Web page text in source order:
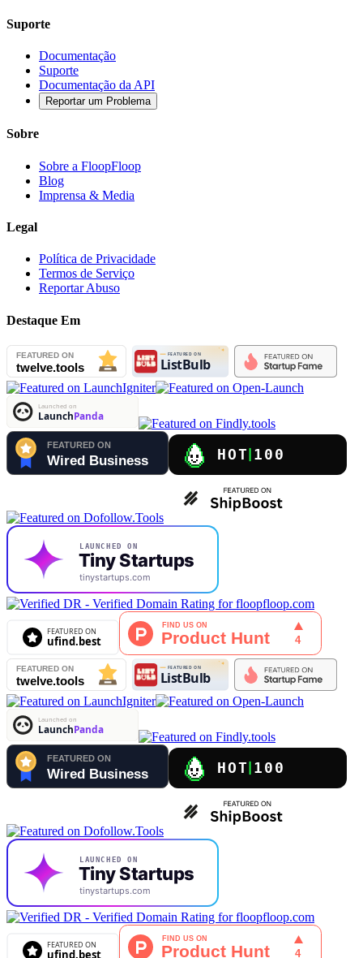
Suporte
Documentação
Suporte
Documentação da API
Reportar um Problema
Sobre
Sobre a FloopFloop
Blog
Imprensa & Media
Legal
Política de Privacidade
Termos de Serviço
Reportar Abuso
Destaque Em